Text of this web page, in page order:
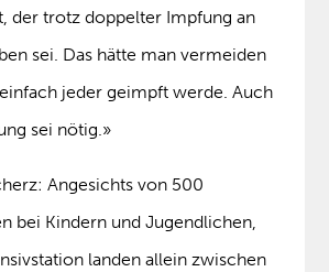
der trotz doppelter Impfung an
sei. Das hätte man vermeiden
jeder geimpft werde. Auch
sei nötig.»
Angesichts von 500
bei Kindern und Jugendlichen,
landen allein zwischen